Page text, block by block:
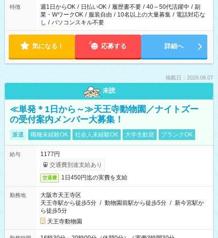
特徴 週1日からOK / 日払いOK / 履歴書不要 / 40～50代活躍中 / 副
業・WワークOK / 服装自由 / 10名以上の大量募集 / 電話対応な
し / パソコンスキル不要
気になる！ 応募する 詳細へ
掲載日：2026.08.07
未読
≪単発＊1日から～≫天王寺動物園／ナイトズー
の受付案内メンバー大募集！
派遣 職種未経験OK 社会人未経験OK 大学生歓迎 ブランクOK
給与
1177円
交通費別途支給あり
交通費 1日450円迄の実費を支給
勤務地
大阪市天王寺区
天王寺駅から徒歩5分 / 動物園前駅から徒歩5分 / 新今宮駅か
ら徒歩5分
天王寺動物園